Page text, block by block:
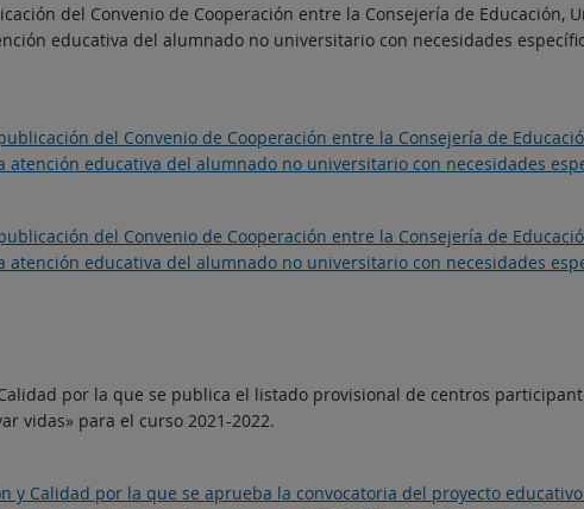
del Convenio de Cooperación entre la Consejería de Educación,
educativa del alumnado no universitario con necesidades
del Convenio de Cooperación entre la Consejería de
atención educativa del alumnado no universitario con necesidades
del Convenio de Cooperación entre la Consejería de
atención educativa del alumnado no universitario con necesidades
por la que se publica el listado provisional de centros
vidas» para el curso 2021-2022.
y Calidad por la que se aprueba la convocatoria del proyecto